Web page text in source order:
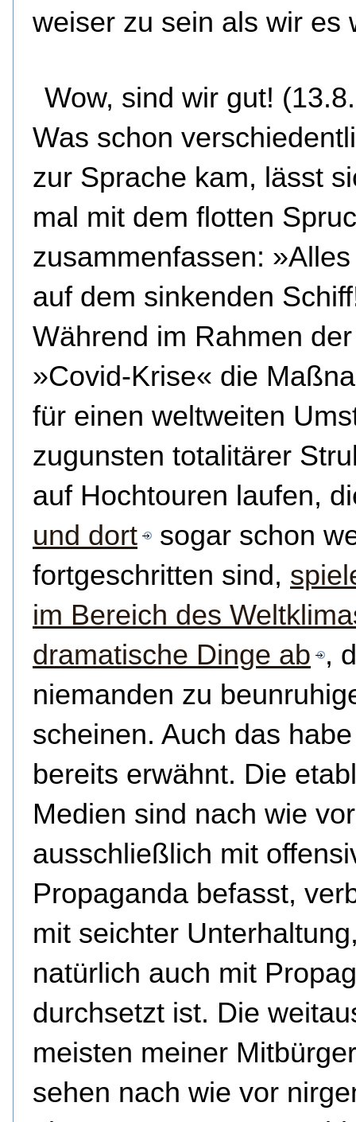
weiser zu sein als wir es
Wow, sind wir gut!
Was schon
zur Sprache kam, lässt
mal mit dem flotten
zusammenfassen:
auf dem sinkenden
Während im Rahmen der
»Covid-Krise« die
für einen weltweiten
zugunsten totalitärer
auf Hochtouren laufen,
und dort
sogar schon
fortgeschritten sind,
im Bereich des
dramatische Dinge ab ,
niemanden zu
scheinen. Auch das
bereits erwähnt. Die
Medien sind nach wie
ausschließlich mit
Propaganda befasst,
mit seichter
natürlich auch mit
durchsetzt ist. Die
meisten meiner
sehen nach wie vor